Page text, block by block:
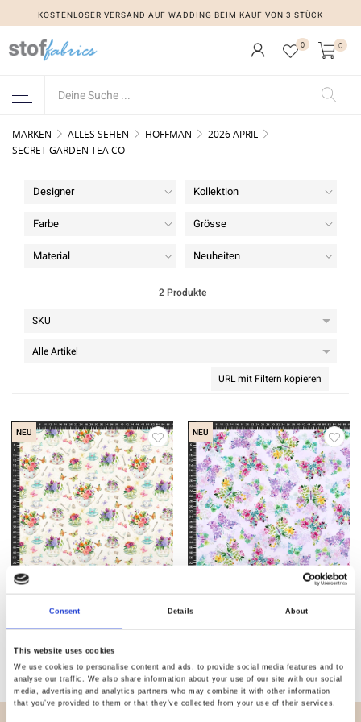
Consent Details About
This website uses cookies
We use cookies to personalise content and ads, to provide social media features and to
analyse our traffic. We also share information about your use of our site with our social
media, advertising and analytics partners who may combine it with other information
that you’ve provided to them or that they’ve collected from your use of their services.
KOSTENLOSER VERSAND AUF WADDING BEIM KAUF VON 3 STÜCK
0 0
MARKEN ALLES SEHEN HOFFMAN
2026 APRIL
SECRET GARDEN TEA CO
Designer Kollektion
Farbe Grösse
Material Neuheiten
2 Produkte
URL mit Filtern kopieren
NEU
Artikelnummer.: 3906-389
Secret Garden Tea Co - Digital
NEU
Artikelnummer.: 3906-396
Secret Garden Tea Co - Digital